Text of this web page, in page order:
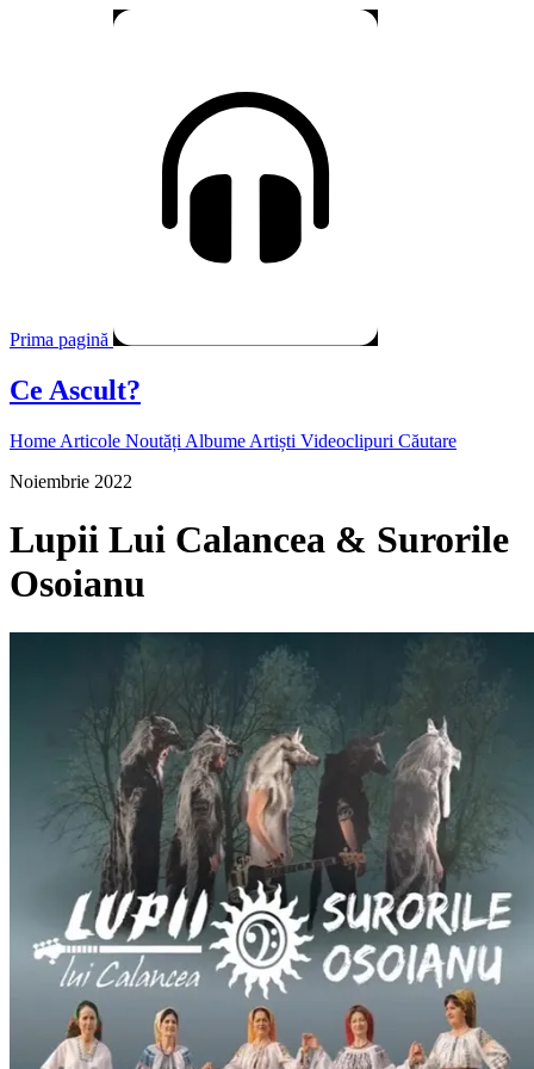
Prima pagină
Ce Ascult?
Home Articole Noutăți Albume Artiști Videoclipuri Căutare
Noiembrie 2022
Lupii Lui Calancea & Surorile
Osoianu
Pagina externă
Pagina externă
Pagina externă
Pagina externă
Pagina externă
LLC Lupii Lui Calancea
Surorile Osoianu
Pagina externă
Pagina externă Pagina externă
Pagina externă